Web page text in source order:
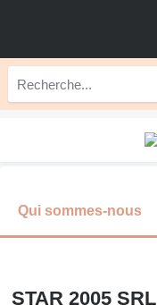
Qui sommes-nous
STAR 2005 SRL